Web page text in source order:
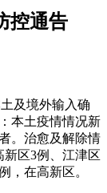
控通告
及境外输入确
本土疫情情况新
。治愈及解除情
区3例、江津区
，在高新区。